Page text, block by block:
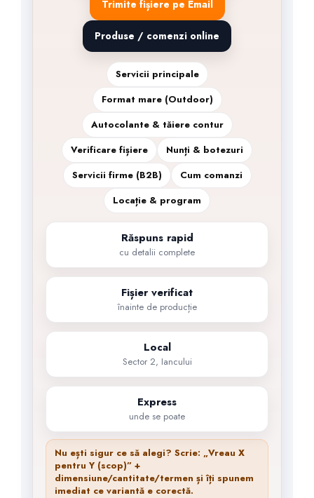
Trimite fișiere pe Email
Produse / comenzi online
Servicii principale
Format mare (Outdoor)
Autocolante & tăiere contur
Verificare fișiere
Nunți & botezuri
Servicii firme (B2B)
Cum comanzi
Locație & program
Răspuns rapid
cu detalii complete
Fișier verificat
înainte de producție
Local
Sector 2, Iancului
Express
unde se poate
Nu ești sigur ce să alegi? Scrie: „Vreau X
pentru Y (scop)” +
dimensiune/cantitate/termen și îți spunem
imediat ce variantă e corectă.